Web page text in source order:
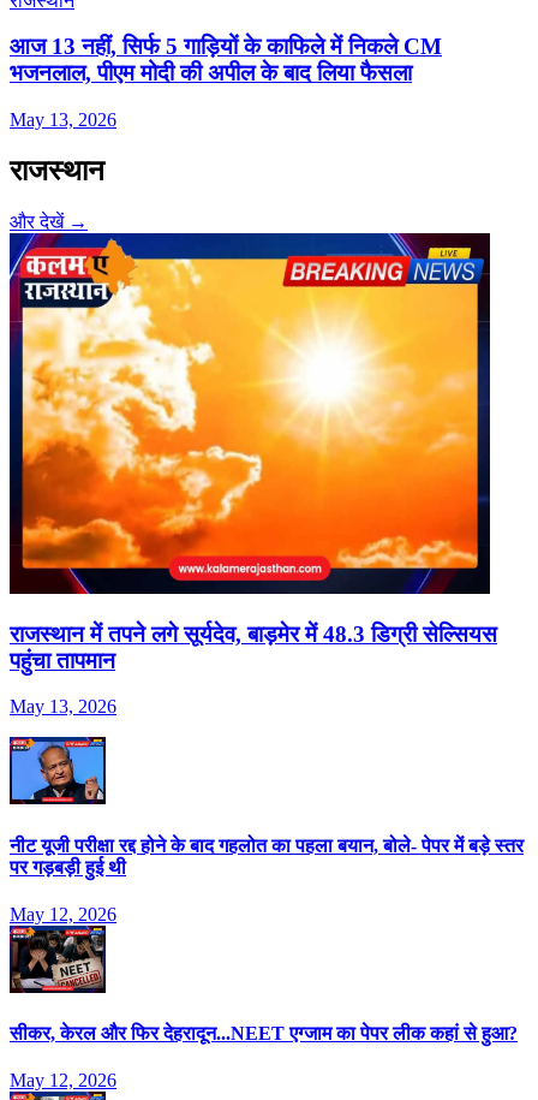
आज 13 नहीं, सिर्फ 5 गाड़ियों के काफिले में न‍िकले CM
भजनलाल, पीएम मोदी की अपील के बाद ल‍िया फैसला
May 13, 2026
राजस्थान
और देखें →
राजस्‍थान में तपने लगे सूर्यदेव, बाड़मेर में 48.3 ड‍िग्री सेल्‍स‍ियस
पहुंचा तापमान
May 13, 2026
नीट यूजी परीक्षा रद्द होने के बाद गहलोत का पहला बयान, बोले- पेपर में बड़े स्तर
पर गड़बड़ी हुई थी
May 12, 2026
सीकर, केरल और फिर देहरादून...NEET एग्जाम का पेपर लीक कहां से हुआ?
May 12, 2026